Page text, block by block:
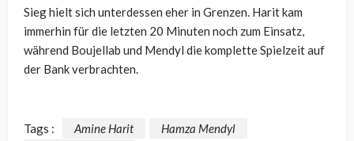
Sieg hielt sich unterdessen eher in Grenzen. Harit kam
immerhin für die letzten 20 Minuten noch zum Einsatz,
während Boujellab und Mendyl die komplette Spielzeit auf
der Bank verbrachten.
Tags : Amine Harit
Hamza Mendyl